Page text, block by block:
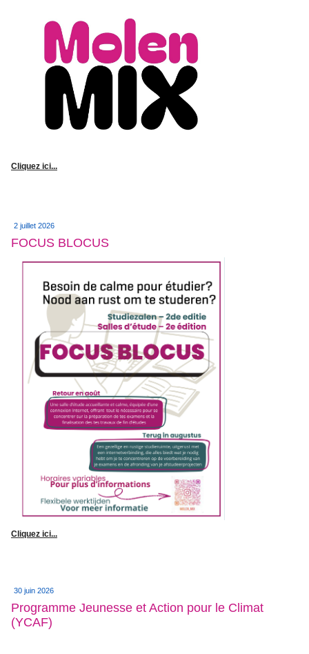
Cliquez ici...
2 juillet 2026
FOCUS BLOCUS
Cliquez ici...
30 juin 2026
Programme Jeunesse et Action pour le Climat
(YCAF)